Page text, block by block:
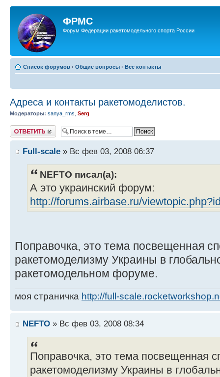
ФРМС
Форум Федерации ракетомодельного спорта России
Список форумов ‹ Общие вопросы ‹ Все контакты
Адреса и контакты ракетомоделистов.
Модераторы: sanya_rms Serg
Ответить
Full-scale » Вс фев 03, 2008 06:37
NEFTO писал(а):
А это украинский форум:
http://forums.airbase.ru/
Поправочка, это тема посвещенная
ракетомоделизму Украины в
ракетомодельном форуме.
моя страничка http://full-
NEFTO » Вс фев 03, 2008 08:34
Поправочка, это тема посвещенная
ракетомоделизму Украины в